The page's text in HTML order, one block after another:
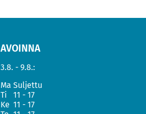
AVOINNA
3.8. - 9.8.:
Ma Suljettu
Ti
11 - 17
Ke 11 - 17